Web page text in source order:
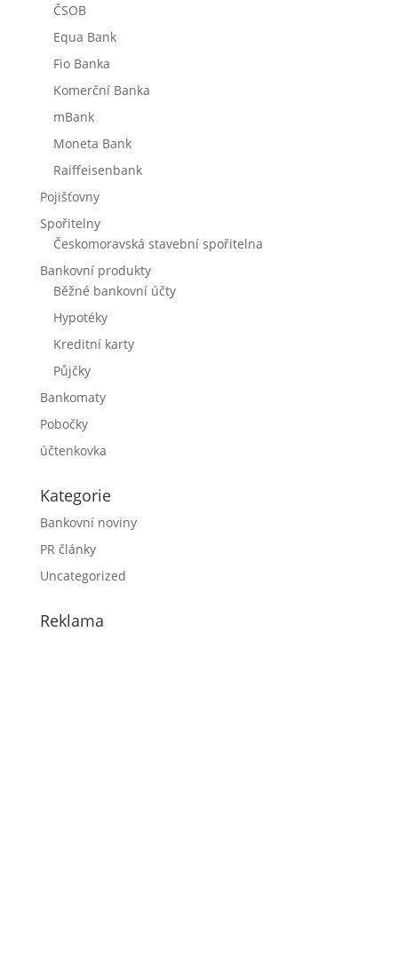
ČSOB
Equa Bank
Fio Banka
Komerční Banka
mBank
Moneta Bank
Raiffeisenbank
Pojišťovny
Spořitelny
Českomoravská stavební spořitelna
Bankovní produkty
Běžné bankovní účty
Hypotéky
Kreditní karty
Půjčky
Bankomaty
Pobočky
účtenkovka
Kategorie
Bankovní noviny
PR články
Uncategorized
Reklama